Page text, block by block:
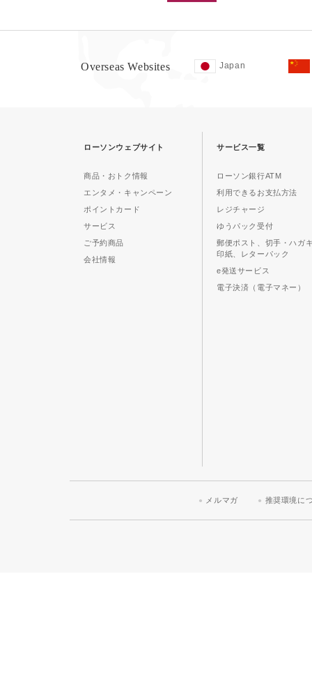
Overseas Websites Japan
ローソンウェブサイト
商品・おトク情報
エンタメ・キャンペーン
ポイントカード
サービス
ご予約商品
会社情報
サービス一覧
ローソン銀行ATM
利用できるお支払方法
レジチャージ
ゆうパック受付
郵便ポスト、切手・ハガ
印紙、レターパック
e発送サービス
電子決済（電子マネー）
メルマガ 推奨環境に